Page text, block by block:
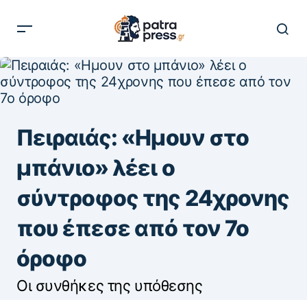
Πειραιάς: «Ημουν στο
μπάνιο» λέει ο
σύντροφος της 24χρονης
που έπεσε από τον 7ο
όροφο
Οι συνθήκες της υπόθεσης